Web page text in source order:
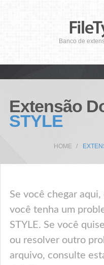
Banco de
Extensão
STYLE
HOME
Se você chegar
você tenha um
STYLE. Se você
ou resolver outro
arquivo, consulte